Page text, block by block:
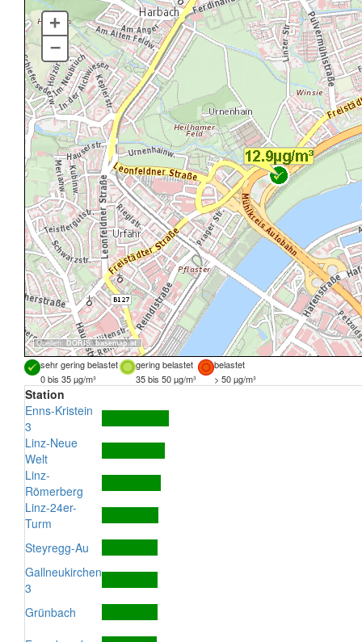
Quellen: DORIS,basemap.at
+
–
sehr gering belastet gering belastet
belastet
0 bis 35 µg/m³
35 bis 50 µg/m³ > 50 µg/m³
Station
Enns-Kristein
3
Linz-Neue
Welt
Linz-
Römerberg
Linz-24er-
Turm
Steyregg-Au
Gallneukirchen
3
Grünbach